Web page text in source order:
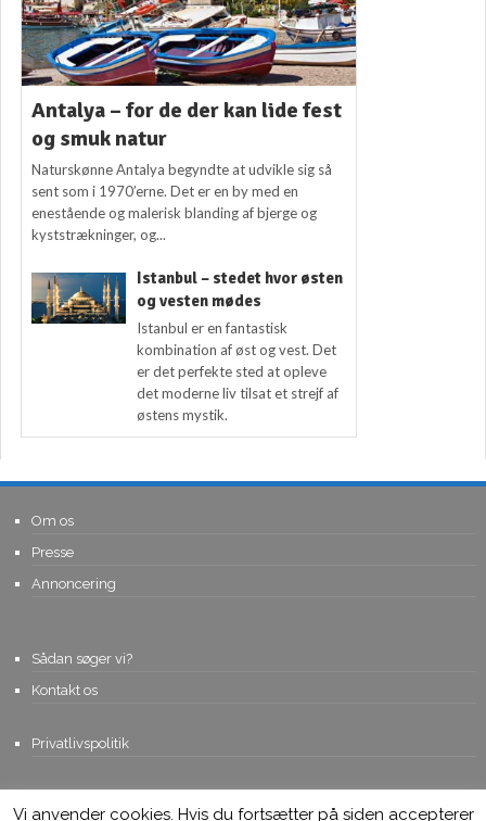
Antalya – for de der kan lide fest
og smuk natur
Naturskønne Antalya begyndte at udvikle sig så
sent som i 1970’erne. Det er en by med en
enestående og malerisk blanding af bjerge og
kyststrækninger, og...
Istanbul – stedet hvor østen
og vesten mødes
Istanbul er en fantastisk
kombination af øst og vest. Det
er det perfekte sted at opleve
det moderne liv tilsat et strejf af
østens mystik.
Om os
Presse
Annoncering
Sådan søger vi?
Kontakt os
Privatlivspolitik
© Copyright 2015, Viviro.com ApS- Alle rettigheder forbeholdes. Vi
Vi anvender cookies. Hvis du fortsætter på siden accepterer